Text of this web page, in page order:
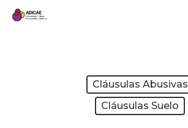
Cláusulas Abusivas
Cláusulas Suelo